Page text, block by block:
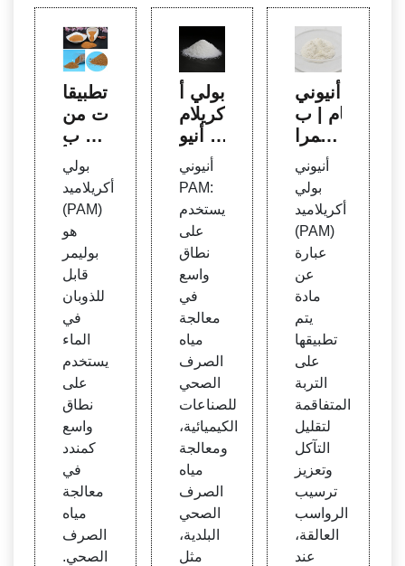
تطبيقا
ت من
دف ب
ولي أ
كريلام
يد لمع
الجة ا
لمياه
بولي
أكريلاميد
(PAM)
هو
بوليمر
قابل
للذوبان
في
الماء
يستخدم
على
نطاق
واسع
كمندد
في
معالجة
مياه
الصرف
الصحي.
بولي أ
كريلام
يد أنيو
ني ي
ستخد
يع أنوا
ع مياه
الصر
ف ال
صحي
أنيوني
PAM:
يستخدم
على
نطاق
واسع
في
معالجة
مياه
الصرف
الصحي
للصناعات
الكيميائية،
ومعالجة
مياه
الصرف
الصحي
البلدية،
مثل
أنيوني
بام | ب
وليمرا
ت ذا
ت وز
ن ذر
ي عال
ي | C
hem
Equa
أنيوني
بولي
أكريلاميد
(PAM)
عبارة
عن
مادة
يتم
تطبيقها
على
التربة
المتفاقمة
لتقليل
التآكل
وتعزيز
ترسيب
الرواسب
العالقة،
عند